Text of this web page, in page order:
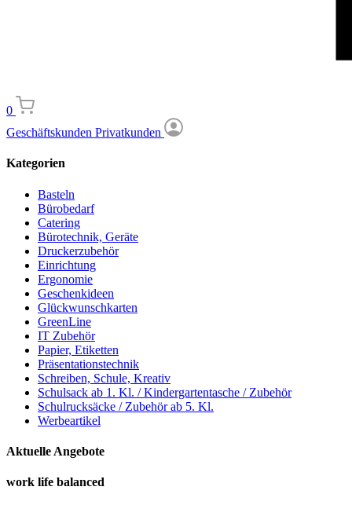
0
Geschäftskunden Privatkunden
Kategorien
Basteln
Bürobedarf
Catering
Bürotechnik, Geräte
Druckerzubehör
Einrichtung
Ergonomie
Geschenkideen
Glückwunschkarten
GreenLine
IT Zubehör
Papier, Etiketten
Präsentationstechnik
Schreiben, Schule, Kreativ
Schulsack ab 1. Kl. / Kindergartentasche / Zubehör
Schulrucksäcke / Zubehör ab 5. Kl.
Werbeartikel
Aktuelle Angebote
work life balanced